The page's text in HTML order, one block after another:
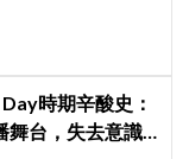
時期辛酸史：
舞台，失去意識